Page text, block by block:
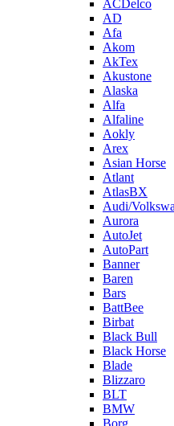
ACDelco
AD
Afa
Akom
AkTex
Akustone
Alaska
Alfa
Alfaline
Aokly
Arex
Asian Horse
Atlant
AtlasBX
Audi/
Aurora
AutoJet
AutoPart
Banner
Baren
Bars
BattBee
Birbat
Black Bull
Black Horse
Blade
Blizzaro
BLT
BMW
Borg